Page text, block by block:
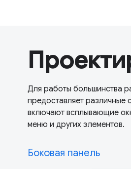
Для работы большинства
предоставляет различные
включают всплывающие
меню и других элементов.
Боковая панель